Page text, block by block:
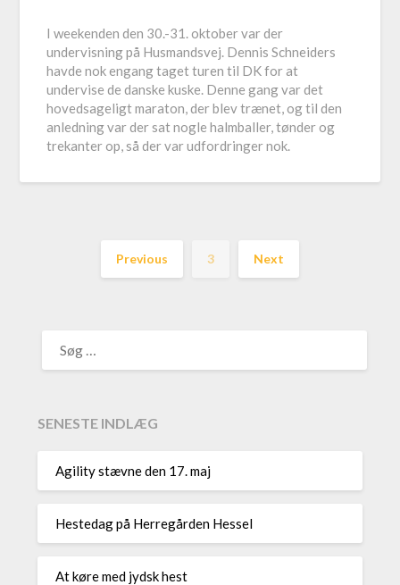
I weekenden den 30.-31. oktober var der
undervisning på Husmandsvej. Dennis Schneiders
havde nok engang taget turen til DK for at
undervise de danske kuske. Denne gang var det
hovedsageligt maraton, der blev trænet, og til den
anledning var der sat nogle halmballer, tønder og
trekanter op, så der var udfordringer nok.
Previous 3 Next
EFTER:
SENESTE INDLÆG
Agility stævne den 17. maj
Hestedag på Herregården Hessel
At køre med jydsk hest